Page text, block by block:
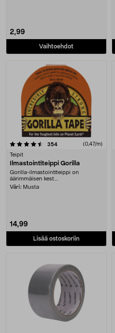
2,99
Vaihtoehdot
354arvostelut (0,47/m)
Teipit
Ilmastointiteippi Gorilla
Gorilla-ilmastointiteippi on
äärimmäisen kest....
Väri: Musta
14,99
Lisää ostoskoriin
4.0 viidestä tähdestä